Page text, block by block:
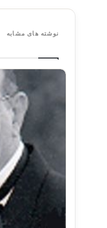
نوشته های مشابه